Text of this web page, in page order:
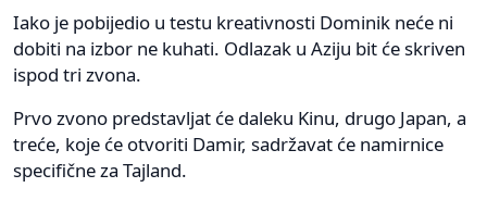
Iako je pobijedio u testu kreativnosti Dominik neće ni
dobiti na izbor ne kuhati. Odlazak u Aziju bit će skriven
ispod tri zvona.
Prvo zvono predstavljat će daleku Kinu, drugo Japan, a
treće, koje će otvoriti Damir, sadržavat će namirnice
specifične za Tajland.